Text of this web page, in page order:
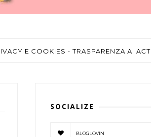
E COOKIES - TRASPARENZA AI ACT
SOCIALIZE
BLOGLOVIN